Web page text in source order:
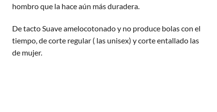
hombro que la hace aún más duradera.
De tacto Suave amelocotonado y no produce bolas con el
tiempo, de corte regular ( las unisex) y corte entallado las
de mujer.